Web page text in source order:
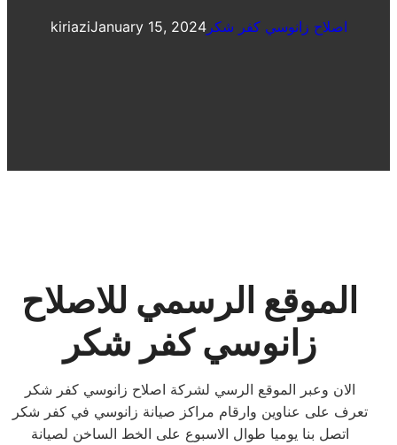
kiriaziJanuary 15, 2024اصلاح زانوسي كفر شكر
الموقع الرسمي للاصلاح
زانوسي كفر شكر
الان وعبر الموقع الرسي لشركة اصلاح زانوسي كفر شكر
تعرف على عناوين وارقام مراكز صيانة زانوسي في كفر شكر
اتصل بنا يوميا طوال الاسبوع على الخط الساخن لصيانة